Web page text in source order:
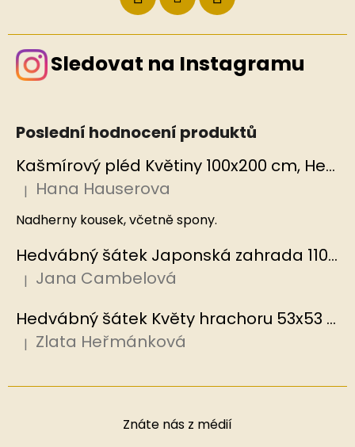
Sledovat na Instagramu
Poslední hodnocení produktů
Kašmírový pléd Květiny 100x200 cm, Hedvábný svět
Hodnocení produktu je 5 z 5 hvězdiček.
| Hana Hauserova
Nadherny kousek, včetně spony.
Hedvábný šátek Japonská zahrada 110x110 cm v dárkovém balení, HEDVÁBNÝ SVĚT
Hodnocení produktu je 5 z 5 hvězdiček.
| Jana Cambelová
Hedvábný šátek Květy hrachoru 53x53 cm v dárkovém balení, HEDVÁBNÝ SVĚT
Hodnocení produktu je 5 z 5 hvězdiček.
| Zlata Heřmánková
Znáte nás z médií